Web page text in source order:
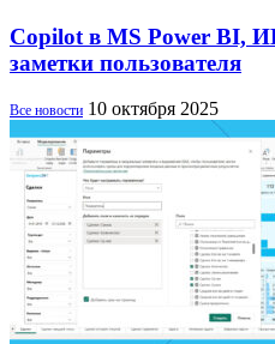
Copilot в MS Power BI,
заметки пользователя
Все новости 10 октября 2025